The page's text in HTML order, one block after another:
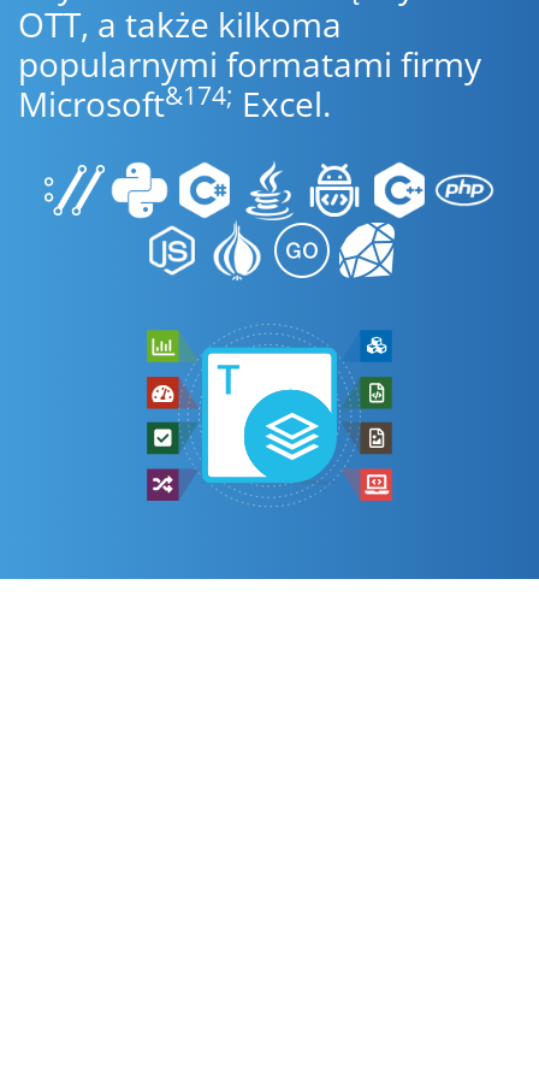
OTT, a także kilkoma
popularnymi formatami firmy
Microsoft&174; Excel.